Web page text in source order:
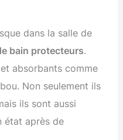
dans la salle de
bain protecteurs.
absorbants comme
Non seulement ils
ils sont aussi
état après de